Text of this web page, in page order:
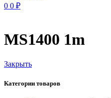
0 0 ₽
MS1400 1m
Закрыть
Категории товаров